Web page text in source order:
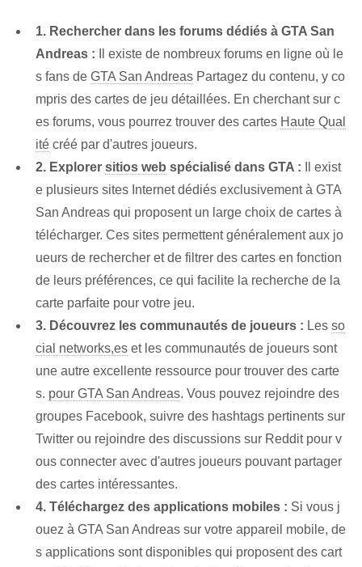
1. ⁢Rechercher⁤ dans les forums dédiés à GTA ⁣San
Andreas : Il existe de nombreux forums en ligne où le
s fans de GTA San Andreas Partagez du contenu, y co
mpris des cartes de jeu détaillées. En cherchant sur c
es forums, vous pourrez trouver des cartes Haute Qual
ité créé par d'autres joueurs.
2. Explorer sitios web spécialisé dans GTA : Il exist
e plusieurs sites Internet dédiés exclusivement à GTA
San Andreas qui proposent un large choix de cartes à
télécharger. Ces sites permettent généralement aux jo
ueurs de rechercher et de filtrer des cartes en fonction
de leurs préférences, ce qui facilite la recherche de la
carte parfaite pour votre jeu.
3. Découvrez les communautés de joueurs : Les so
cial networks,es et les communautés de joueurs sont
une autre excellente ressource pour trouver des carte
s. pour GTA San Andreas. Vous pouvez rejoindre des
groupes Facebook, suivre des hashtags pertinents sur
Twitter ou rejoindre des discussions sur Reddit pour v
ous connecter avec d'autres joueurs pouvant partager
des cartes intéressantes.
4. Téléchargez des applications mobiles : Si vous j
ouez à GTA San Andreas sur votre appareil mobile, de
s applications sont disponibles qui proposent des cart